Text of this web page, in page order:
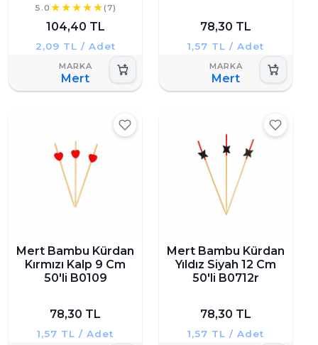
5.0 (7)
104,40 TL
2,09 TL / Adet
Mert
78,30 TL
1,57 TL / Adet
Mert
Mert Bambu Kürdan
Kırmızı Kalp 9 Cm
50'li B0109
78,30 TL
1,57 TL / Adet
Mert Bambu Kürdan
Yıldız Siyah 12 Cm
50'li B0712r
78,30 TL
1,57 TL / Adet